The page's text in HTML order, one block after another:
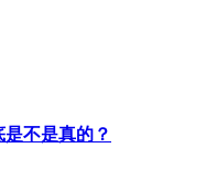
不是真的？